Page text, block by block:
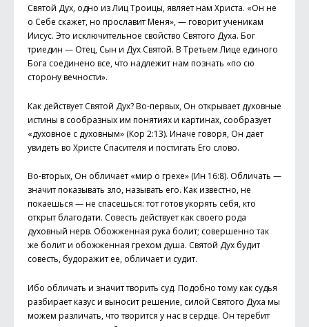
Cвятой Дух, одно из Лиц Троицы, являет нам Христа. «Он не
о Себе скажет, но прославит Меня», — говорит ученикам
Иисус. Это исключительное свойство Святого Духа. Бог
триедин — Отец, Сын и Дух Святой. В Третьем Лице единого
Бога соединено все, что надлежит нам познать «по сю
сторону вечности».
Как действует Святой Дух? Во-первых, Он открывает духовные
истины в сообразных им понятиях и картинах, сообразует
«духовное с духовным» (Кор 2:13). Иначе говоря, Он дает
увидеть во Христе Спасителя и постигать Его слово.
Во-вторых, Он обличает «мир о грехе» (Ин 16:8). Обличать —
значит показывать зло, называть его. Как известно, не
покаешься — не спасешься: тот готов укорять себя, кто
открыт благодати. Совесть действует как своего рода
духовный нерв. Обожженная рука болит; совершенно так
же болит и обожженная грехом душа. Святой Дух будит
совесть, будоражит ее, обличает и судит.
Ибо обличать и значит творить суд. Подобно тому как судья
разбирает казус и выносит решение, силой Святого Духа мы
можем различать, что творится у нас в сердце. Он теребит